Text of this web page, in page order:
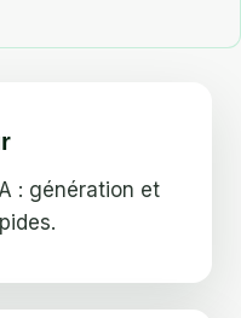
: génération et